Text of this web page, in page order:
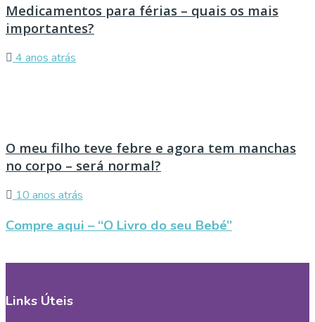
Medicamentos para férias – quais os mais
importantes?
4 anos atrás
O meu filho teve febre e agora tem manchas
no corpo – será normal?
10 anos atrás
Compre aqui – “O Livro do seu Bebé”
Links Úteis